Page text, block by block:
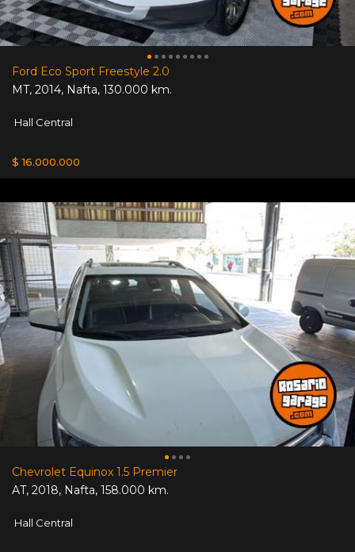
Ford Eco Sport Freestyle 2.0
MT, 2014, Nafta, 130.000 km.
Hall Central
$ 16.000.000
Chevrolet Equinox 1.5 Premier
AT, 2018, Nafta, 158.000 km.
Hall Central